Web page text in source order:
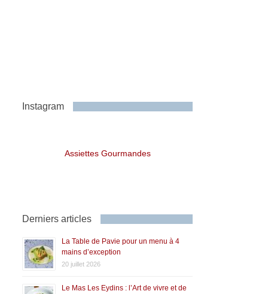
Instagram
Assiettes Gourmandes
Derniers articles
La Table de Pavie pour un menu à 4
mains d’exception
20 juillet 2026
Le Mas Les Eydins : l’Art de vivre et de